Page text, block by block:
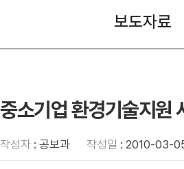
보도자료
중소기업 환경기술지원
작성자 : 공보과 작성일 : 2010-03-